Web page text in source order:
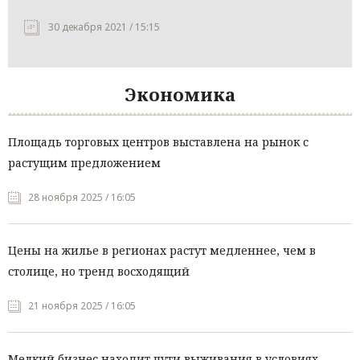
30 декабря 2021 / 15:15
Экономика
Площадь торговых центров выставлена на рынок с
растущим предложением
28 ноября 2025 / 16:05
Цены на жилье в регионах растут медленнее, чем в
столице, но тренд восходящий
21 ноября 2025 / 16:05